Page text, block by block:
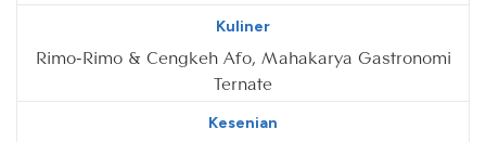
Kuliner
Rimo-Rimo & Cengkeh Afo, Mahakarya Gastronomi
Ternate
Kesenian